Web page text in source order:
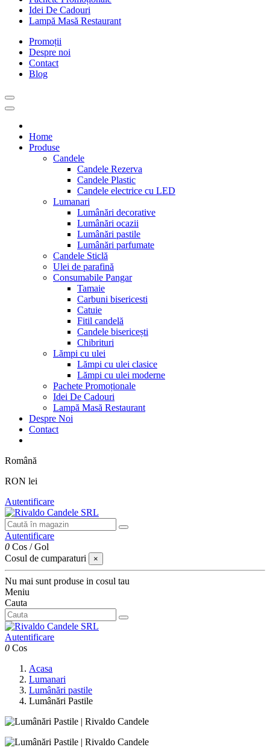
Idei De Cadouri
Lampă Masă Restaurant
Promoții
Despre noi
Contact
Blog
Home
Produse
Candele
Candele Rezerva
Candele Plastic
Candele electrice cu LED
Lumanari
Lumânări decorative
Lumânări ocazii
Lumânări pastile
Lumânări parfumate
Candele Sticlă
Ulei de parafină
Consumabile Pangar
Tamaie
Carbuni bisericesti
Catuie
Fitil candelă
Candele bisericești
Chibrituri
Lămpi cu ulei
Lămpi cu ulei clasice
Lămpi cu ulei moderne
Pachete Promoționale
Idei De Cadouri
Lampă Masă Restaurant
Despre Noi
Contact
Română
RON lei
Autentificare
Autentificare
0 Cos /Gol
Cosul de cumparaturi
×
Nu mai sunt produse in cosul tau
Meniu
Cauta
Autentificare
0 Cos
Acasa
Lumanari
Lumânări pastile
Lumânări Pastile